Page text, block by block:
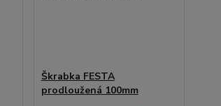
Škrabka FESTA
prodloužená 100mm